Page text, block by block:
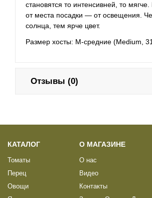
становятся то интенсивней, то
от места посадки — от освещения.
солнца, тем ярче цвет.
Размер хосты: M-средние (Medium,
Отзывы (0)
КАТАЛОГ
Томаты
Перец
Овощи
О МАГАЗИНЕ
О нас
Видео
Контакты